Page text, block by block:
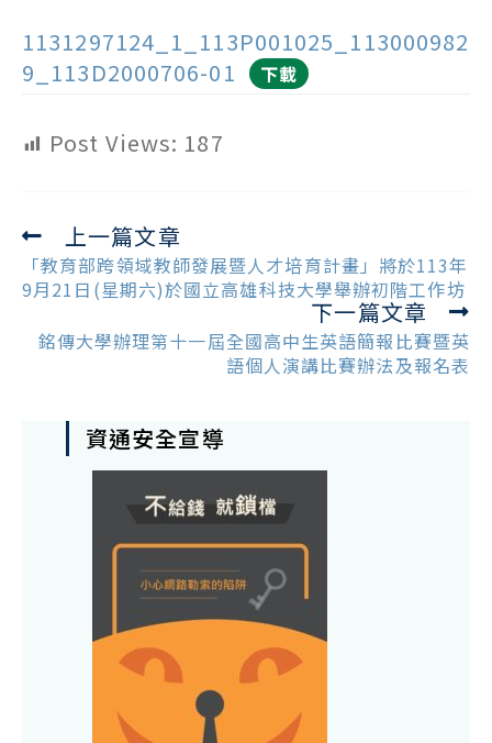
1131297124_1_113P001025_113000982
9_113D2000706-01
下載
Post Views: 187
Read
more
articles
上一篇文章
「教育部跨領域教師發展暨人才培育計畫」將於113年
9月21日(星期六)於國立高雄科技大學舉辦初階工作坊
下一篇文章
銘傳大學辦理第十一屆全國高中生英語簡報比賽暨英
語個人演講比賽辦法及報名表
資通安全宣導